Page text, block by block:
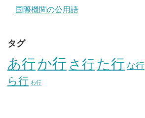
国際機関の公用語
タグ
あ行か行 さ行た行 な行
ら行 わ行